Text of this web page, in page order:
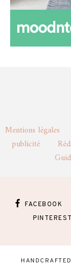
Mentions légales
publicité
FACEBOOK
PINTEREST